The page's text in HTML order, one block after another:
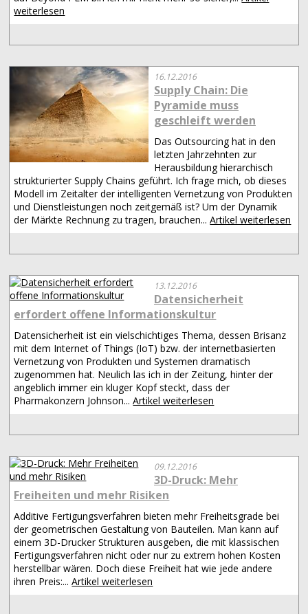
weiterlesen
16.12.2016
Supply Chain: Die
Pyramide muss
geschleift werden
Das Outsourcing hat in den
letzten Jahrzehnten zur
Herausbildung hierarchisch
strukturierter Supply Chains geführt. Ich frage mich, ob dieses
Modell im Zeitalter der intelligenten Vernetzung von Produkten
und Dienstleistungen noch zeitgemäß ist? Um der Dynamik
der Märkte Rechnung zu tragen, brauchen...Artikel weiterlesen
13.12.2016
Datensicherheit
erfordert offene Informationskultur
Datensicherheit ist ein vielschichtiges Thema, dessen Brisanz
mit dem Internet of Things (IoT) bzw. der internetbasierten
Vernetzung von Produkten und Systemen dramatisch
zugenommen hat. Neulich las ich in der Zeitung, hinter der
angeblich immer ein kluger Kopf steckt, dass der
Pharmakonzern Johnson...Artikel weiterlesen
09.12.2016
3D-Druck: Mehr
Freiheiten und mehr Risiken
Additive Fertigungsverfahren bieten mehr Freiheitsgrade bei
der geometrischen Gestaltung von Bauteilen. Man kann auf
einem 3D-Drucker Strukturen ausgeben, die mit klassischen
Fertigungsverfahren nicht oder nur zu extrem hohen Kosten
herstellbar wären. Doch diese Freiheit hat wie jede andere
ihren Preis:...Artikel weiterlesen